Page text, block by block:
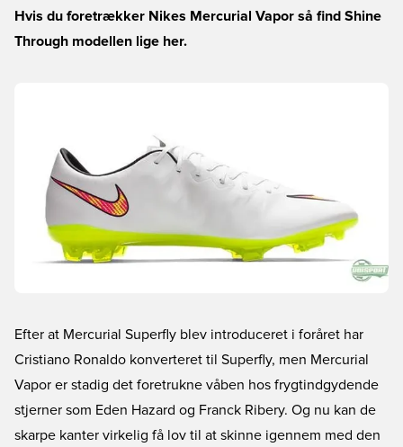
Hvis du foretrækker Nikes Mercurial Vapor så find Shine
Through modellen lige her.
Efter at Mercurial Superfly blev introduceret i foråret har
Cristiano Ronaldo konverteret til Superfly, men Mercurial
Vapor er stadig det foretrukne våben hos frygtindgydende
stjerner som Eden Hazard og Franck Ribery. Og nu kan de
skarpe kanter virkelig få lov til at skinne igennem med den